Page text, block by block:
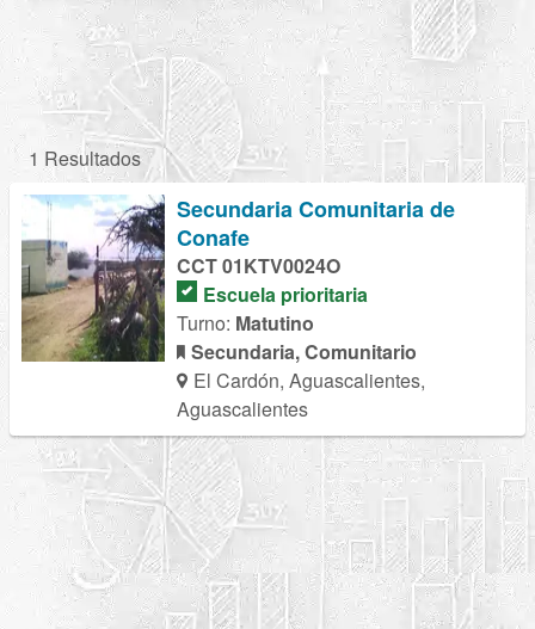
1 Resultados
Secundaria Comunitaria de
Conafe
CCT 01KTV0024O
Escuela prioritaria
Turno: Matutino
Secundaria, Comunitario
El Cardón, Aguascalientes,
Aguascalientes